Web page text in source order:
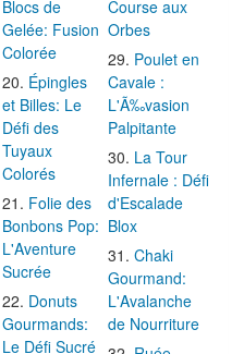
Blocs de
Gelée: Fusion
Colorée
Épingles
et Billes: Le
Défi des
Tuyaux
Colorés
Folie des
Bonbons Pop:
L'Aventure
Sucrée
Donuts
Gourmands:
Le Défi Sucré
Course aux
Orbes
Poulet en
Cavale :
L'Ã‰vasion
Palpitante
La Tour
Infernale : Défi
d'Escalade
Blox
Chaki
Gourmand:
L'Avalanche
de Nourriture